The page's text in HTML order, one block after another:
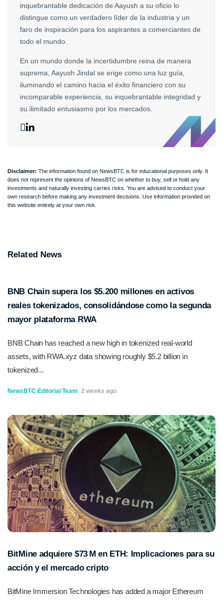
inquebrantable dedicación de Aayush a su oficio lo
distingue como un verdadero líder de la industria y un
faro de inspiración para los aspirantes a comerciantes de
todo el mundo.
En un mundo donde la incertidumbre reina de manera
suprema, Aayush Jindal se erige como una luz guía,
iluminando el camino hacia el éxito financiero con su
incomparable experiencia, su inquebrantable integridad y
su ilimitado entusiasmo por los mercados.
Disclaimer: The information found on NewsBTC is for educational purposes only. It
does not represent the opinions of NewsBTC on whether to buy, sell or hold any
investments and naturally investing carries risks. You are advised to conduct your
own research before making any investment decisions. Use information provided on
this website entirely at your own risk.
Related News
BNB Chain supera los $5.200 millones en activos
reales tokenizados, consolidándose como la segunda
mayor plataforma RWA
BNB Chain has reached a new high in tokenized real-world
assets, with RWA.xyz data showing roughly $5.2 billion in
tokenized...
NewsBTC Editorial Team 2 weeks ago
BitMine adquiere $73 M en ETH: Implicaciones para su
acción y el mercado cripto
BitMine Immersion Technologies has added a major Ethereum